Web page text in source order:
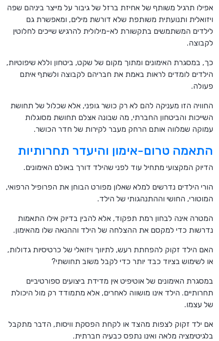
אפילו תרגיל משותף של אחיזת ברזל של גיבור על מייצר ביניהם שפה
ויזואלית ותנועתית משותפת שלא דורשת מילים, ומאפשרת גם
לילדים המשתמשים בתקשורת לא-מילולית להרגיש שייכים לחלוטין
לקבוצה.
כך, במסגרת האימונים ומתוך מקום של שקט, ביטחון וללא שיפוטיות,
הילדים לומדים לראות באמת את חבריהם לקבוצה ולשתף איתם
פעולה.
החוויה הזו מעניקה להם לא רק כושר גופני, אלא שכלול של תחושת
השייכות והביטחון החברתי, מה שבונה אצלם תחושת מסוגלות
עמוקה שמלווה אותם הרחק מעבר לקירות של חדר הכושר.
התאמה טרום-אימון והיעדר תחרותיות
הדיוק המקצועי מתחיל עוד לפני שהילד דורך באולם האימונים.
הורי הילדים נדרשים למלא שאלון מפורט הבוחן את הפרופיל הרפואי,
המוטורי, החושי וההתנהגותי של הילד.
המטרה אינה לבחון רמת תפקוד, אלא להבין בדיוק אילו התאמות
נדרשות כדי למקסם את ההצלחה של הילד וההנאה שלו מהאימון.
האם הילד זקוק להפחתת רעש, לתיווך ויזואלי של כרטיסיות גדולות,
או לשימוש בציוד כבד יותר כדי לקבל משוב תחושתי?
במסגרת האימונים של אוטיפיט אין מדידת ביצועים ספורטיביים
תחרותיים. הילד אינו מושווה לאחרים, אלא מתמודד רק מול היכולת
של עצמו.
אם ילד זקוק לצפות מהצד או לקחת הפסקת וויסות, הדבר מתקבל
בלגיטימציה מלאה ואינו נתפס כבעיה חברתית.